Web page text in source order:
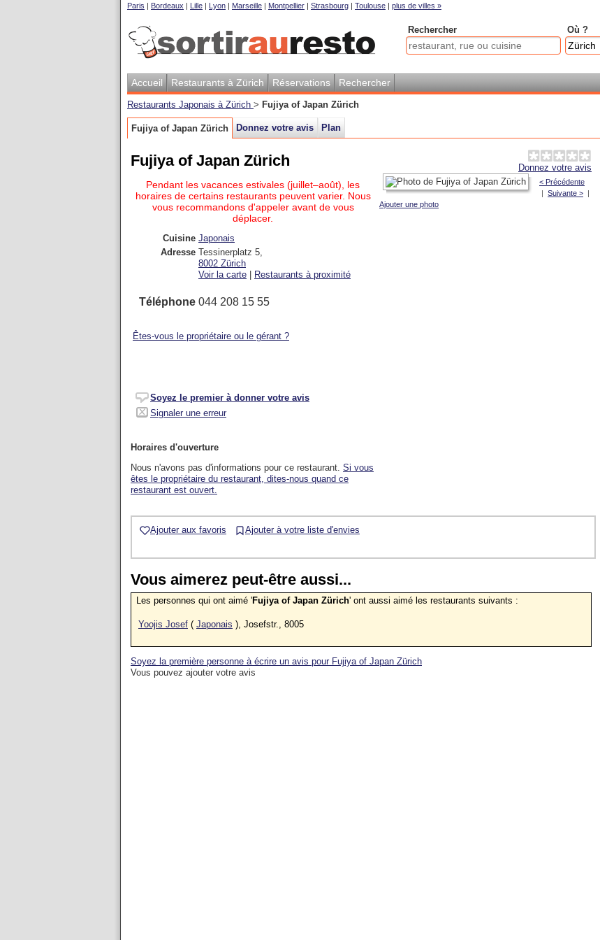
Paris | Bordeaux | Lille | Lyon | Marseille | Montpellier | Strasbourg | Toulouse | plus de villes »
Rechercher Où ?
Accueil Restaurants à Zürich Réservations Rechercher
Restaurants Japonais à Zürich > Fujiya of Japan Zürich
Fujiya of Japan Zürich Donnez votre avis Plan
Donnez votre avis
Fujiya of Japan Zürich
< Précédente
| Suivante > |
Ajouter une photo
Pendant les vacances estivales (juillet–août), les
horaires de certains restaurants peuvent varier. Nous
vous recommandons d'appeler avant de vous
déplacer.
Cuisine Japonais
Adresse Tessinerplatz 5,
8002 Zürich
Voir la carte
Restaurants à proximité
Téléphone 044 208 15 55
Êtes-vous le propriétaire ou le gérant ?
Soyez le premier à donner votre avis
Signaler une erreur
Horaires d'ouverture
Nous n'avons pas d'informations pour ce restaurant. Si vous
êtes le propriétaire du restaurant, dites-nous quand ce
restaurant est ouvert.
Ajouter aux favoris Ajouter à votre liste d'envies
Vous aimerez peut-être aussi...
Les personnes qui ont aimé 'Fujiya of Japan Zürich' ont aussi aimé les restaurants suivants :
Yoojis Josef ( Japonais ), Josefstr., 8005
Soyez la première personne à écrire un avis pour Fujiya of Japan Zürich
Vous pouvez ajouter votre avis